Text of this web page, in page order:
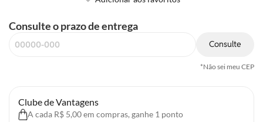
Consulte o prazo de entrega
Consulte
*Não sei meu CEP
Clube de Vantagens
A cada R$ 5,00 em compras, ganhe 1 ponto